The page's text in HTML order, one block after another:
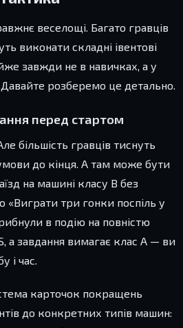
веселощі. Багато гравців
виконати складні івентові
завжди не в навичках, а у
Давайте розберемо це детально.
перед стартом
більшість гравців тиснуть
до кінця. А там може бути
на машині класу B без
«Виграти три гонки поспіль у
в подію на повністю
а завдання вимагає клас A — ви
і час.
карточок покращень
до конкретних типів машин: